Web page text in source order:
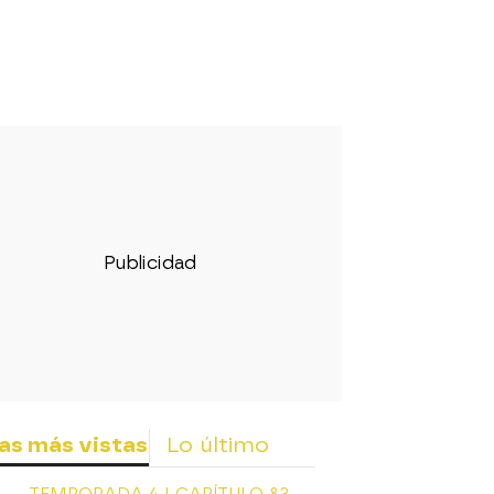
más vistas Lo último